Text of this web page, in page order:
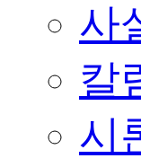
사
칼
시